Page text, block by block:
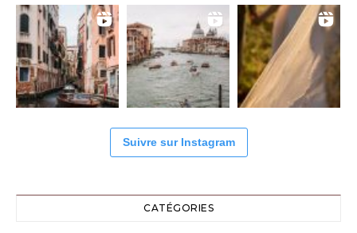
Suivre sur Instagram
CATÉGORIES